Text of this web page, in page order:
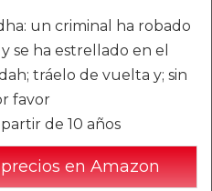
un criminal ha robado
se ha estrellado en el
tráelo de vuelta y; sin
favor
de 10 años
en Amazon